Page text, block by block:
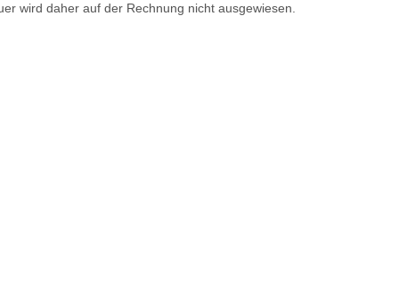
wird daher auf der Rechnung nicht ausgewiesen.